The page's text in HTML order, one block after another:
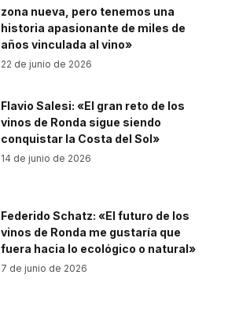
zona nueva, pero tenemos una
historia apasionante de miles de
años vinculada al vino»
22 de junio de 2026
Flavio Salesi: «El gran reto de los
vinos de Ronda sigue siendo
conquistar la Costa del Sol»
14 de junio de 2026
Federido Schatz: «El futuro de los
vinos de Ronda me gustaría que
fuera hacia lo ecológico o natural»
7 de junio de 2026